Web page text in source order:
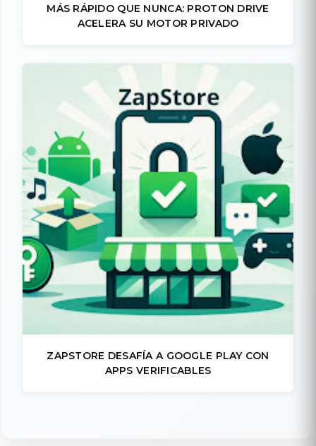
MÁS RÁPIDO QUE NUNCA: PROTON DRIVE
ACELERA SU MOTOR PRIVADO
ZAPSTORE DESAFÍA A GOOGLE PLAY CON
APPS VERIFICABLES